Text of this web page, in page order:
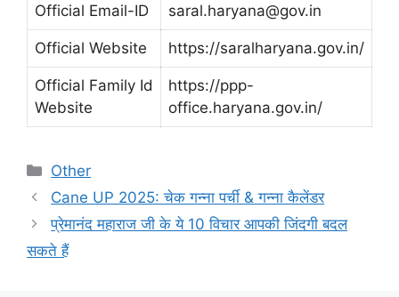
Official Email-ID saral.haryana@gov.in
Official Website https://saralharyana.gov.in/
Official Family Id
Website
https://ppp-
office.haryana.gov.in/
Categories
Other
Cane UP 2025: चेक गन्ना पर्ची & गन्ना कैलेंडर
प्रेमानंद महाराज जी के ये 10 विचार आपकी जिंदगी बदल
सकते हैं